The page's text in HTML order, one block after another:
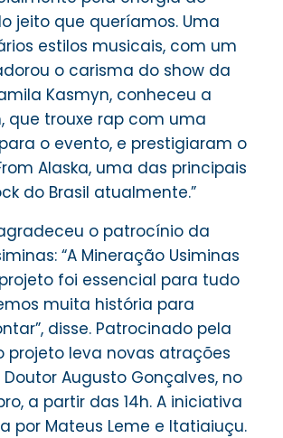
jeito que queríamos. Uma
estilos musicais, com um
o carisma do show da
Kasmyn, conheceu a
que trouxe rap com uma
o evento, e prestigiaram o
Alaska, uma das principais
do Brasil atualmente.”
o patrocínio da
“A Mineração Usiminas
foi essencial para tudo
muita história para
disse. Patrocinado pela
projeto leva novas atrações
Augusto Gonçalves, no
a partir das 14h. A iniciativa
por Mateus Leme e Itatiaiuçu.